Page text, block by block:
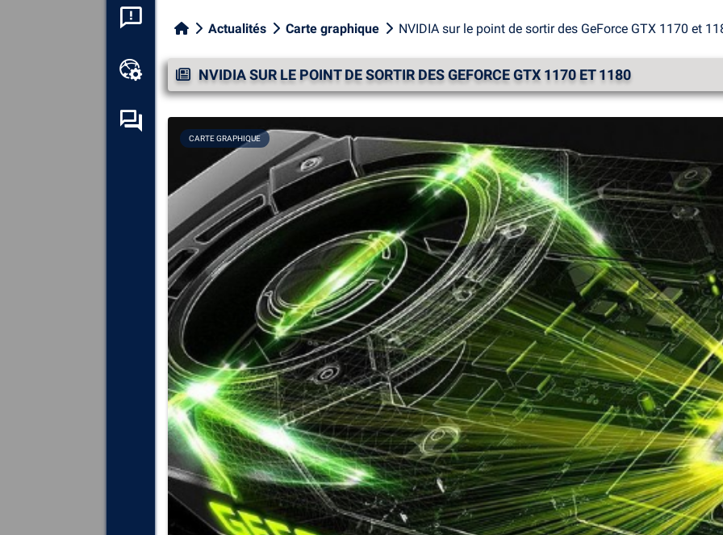
Boîte à outils en ligne
Forum d’entraide
Exploreztous les composants,
périphériques et logiciels
installés sur votre ordinateur.
Diagnostiquezet réparez
toutes les causes provoquant
des plantages (écrans bleus).
Détectez
et téléchargez tous
les pilotes manquants ou non
mis à jour sur votre système.
Actualités Carte graphique NVIDIA sur le point de sortir des GeForce GTX 1170 et
NVIDIA SUR LE POINT DE SORTIR DES GEFORCE GTX 1170 ET 1180
CARTE GRAPHIQUE